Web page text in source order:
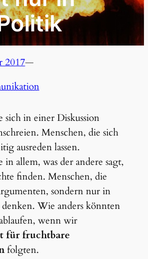
2017—
sich in einer Diskussion
Menschen, die sich
ausreden lassen.
in allem, was der andere sagt,
finden. Menschen, die
sondern nur in
Wie anders könnten
wenn wir
für fruchtbare
folgten.